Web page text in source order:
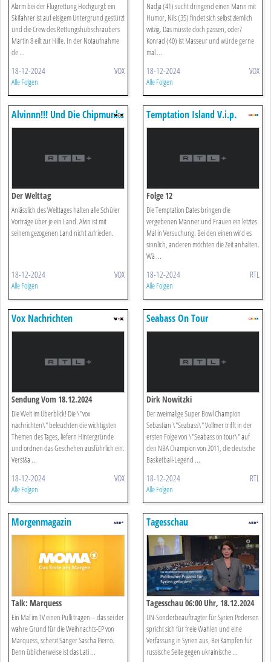
Alarm bei der Flugrettung Hochgurgl: ein
Skifahrer ist auf eisigem Untergrund gestürzt
und die Crew des Rettungshubschraubers
Martin 8 eilt zur Hilfe. In der Notaufnahme
de ...
18-12-2024 VOX
Alle Folgen
Nadja (41) sucht dringend einen Mann mit
Humor, Nils (35) findet sich selbst ziemlich
witzig. Das müsste doch passen, oder?
Konrad (40) ist Masseur und würde gerne
mal ...
18-12-2024 VOX
Alle Folgen
Alvinnn!!! Und Die Chipmunks
Der Welttag
Anlässlich des Welttages halten alle Schüler
Vorträge über je ein Land. Alvin ist mit
seinem gezogenen Land nicht zufrieden.
18-12-2024 VOX
Alle Folgen
Temptation Island V.i.p.
Folge 12
Die Temptation Dates bringen die
vergebenen Männer und Frauen ein letztes
Mal in Versuchung. Bei den einen wird es
sinnlich, anderen möchten die Zeit anhalten.
Wä ...
18-12-2024 RTL
Alle Folgen
Vox Nachrichten
Sendung Vom 18.12.2024
Die Welt im Überblick! Die \"vox
nachrichten\" beleuchten die wichtigsten
Themen des Tages, liefern Hintergründe
und ordnen das Geschehen ausführlich ein.
Verst&a ...
18-12-2024 VOX
Alle Folgen
Seabass On Tour
Dirk Nowitzki
Der zweimalige Super Bowl Champion
Sebastian \"Seabass\" Vollmer trifft in der
ersten Folge von \"Seabass on tour\" auf
den NBA Champion von 2011, die deutsche
Basketball-Legend ...
18-12-2024 RTL
Alle Folgen
Morgenmagazin
Talk: Marquess
Ein Mal im TV einen Pulli tragen – das sei der
wahre Grund für die Weihnachts-EP von
Marquess, scherzt Sänger Sascha Pierro.
Denn üblicherweise ist das Lati ...
Tagesschau
Tagesschau 06:00 Uhr, 18.12.2024
UN-Sonderbeauftragter für Syrien Pedersen
spricht sich für freie Wahlen und eine
Verfassung in Syrien aus, Bei Kämpfen für
russische Seite gegen ukrainische ...